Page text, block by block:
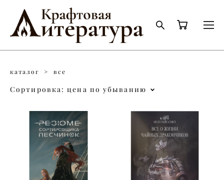
каталог > все
Сортировка: цена по убыванию